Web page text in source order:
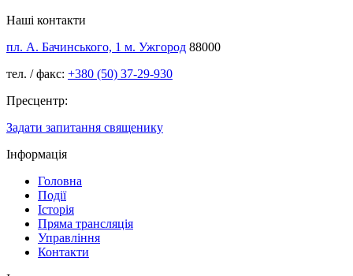
Наші контакти
пл. А. Бачинського, 1 м. Ужгород 88000
тел. / факс: +380 (50) 37-29-930
Пресцентр:
Задати запитання священику
Інформація
Головна
Події
Історія
Пряма трансляція
Управління
Контакти